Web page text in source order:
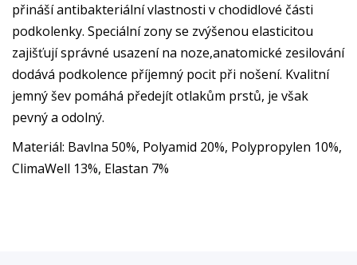
přináší antibakteriální vlastnosti v chodidlové části
podkolenky. Speciální zony se zvýšenou elasticitou
zajišťují správné usazení na noze,anatomické zesilování
dodává podkolence příjemný pocit při nošení. Kvalitní
jemný šev pomáhá předejít otlakům prstů, je však
pevný a odolný.
Materiál: Bavlna 50%, Polyamid 20%, Polypropylen 10%,
ClimaWell 13%, Elastan 7%